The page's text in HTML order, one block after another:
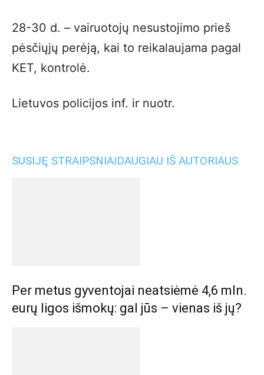
28-30 d. – vairuotojų nesustojimo prieš
pėsčiųjų perėją, kai to reikalaujama pagal
KET, kontrolė.
Lietuvos policijos inf. ir nuotr.
SUSIJĘ STRAIPSNIAIDAUGIAU IŠ AUTORIAUS
Per metus gyventojai neatsiėmė 4,6 mln.
eurų ligos išmokų: gal jūs – vienas iš jų?